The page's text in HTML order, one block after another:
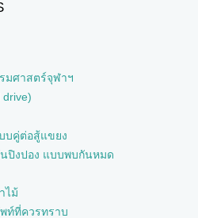
มศาสตร์จุฬาฯ
บคู่ต่อสู้แขยง
ปิงปอง แบบพบกันหมด
ไม้
ท์ที่ควรทราบ